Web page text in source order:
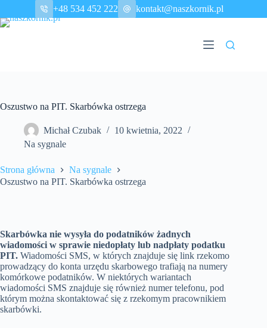
treści
+48 534 452 222 kontakt@naszkornik.pl
Oszustwo na PIT. Skarbówka ostrzega
Michał Czubak
10 kwietnia, 2022
Na sygnale
Strona główna
Na sygnale
Oszustwo na PIT. Skarbówka ostrzega
Skarbówka nie wysyła do podatników żadnych
wiadomości w sprawie niedopłaty lub nadpłaty podatku
PIT. Wiadomości SMS, w których znajduje się link rzekomo
prowadzący do konta urzędu skarbowego trafiają na numery
komórkowe podatników. W niektórych wariantach
wiadomości SMS znajduje się również numer telefonu, pod
którym można skontaktować się z rzekomym pracownikiem
skarbówki.